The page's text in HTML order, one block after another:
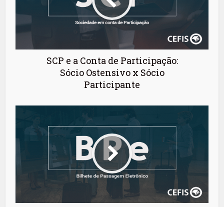
SCP e a Conta de Participação:
Sócio Ostensivo x Sócio
Participante